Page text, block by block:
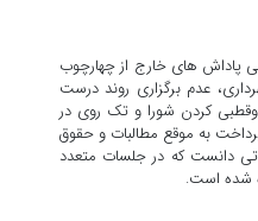
پاداش های خارج از چهارچوب
عدم برگزاری روند درست
کردن شورا و تک روی در
به موقع مطالبات و حقوق
دانست که در جلسات متعدد
شده است.